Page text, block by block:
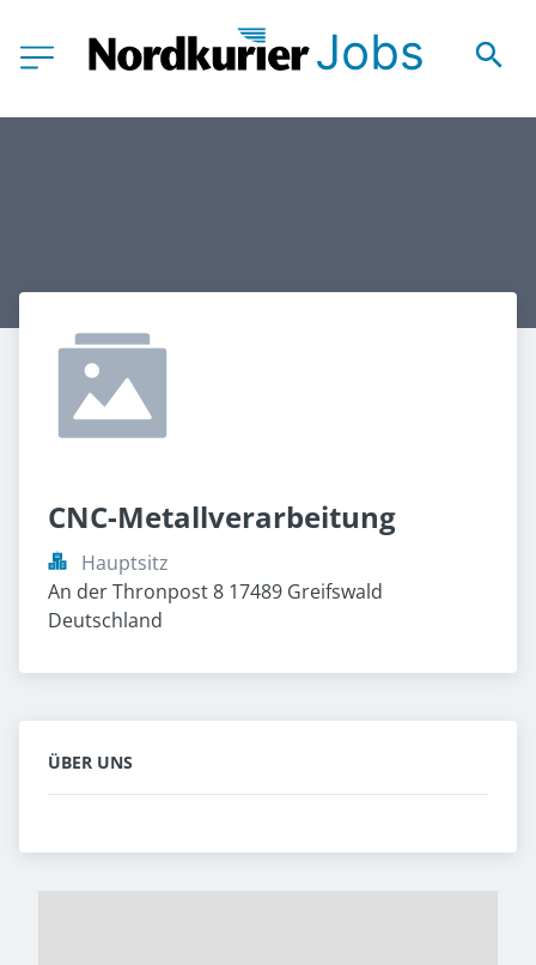
CNC-Metallverarbeitung
Hauptsitz
An der Thronpost 8 17489 Greifswald
Deutschland
ÜBER UNS